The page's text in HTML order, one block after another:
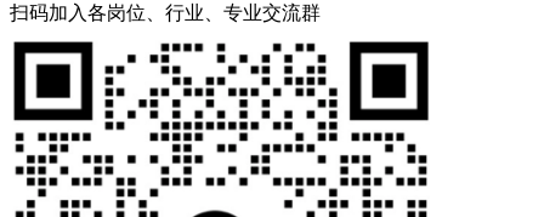
扫码加入各岗位、行业、专业交流群